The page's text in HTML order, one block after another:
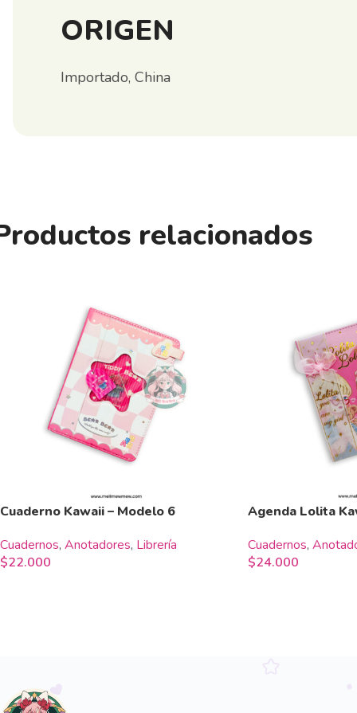
ORIGEN
Importado, China
relacionados
Cuaderno Kawaii – Modelo 6
Cuadernos, Anotadores, Librería
$22.000
Agenda Lolita
Cuadernos,
$24.000